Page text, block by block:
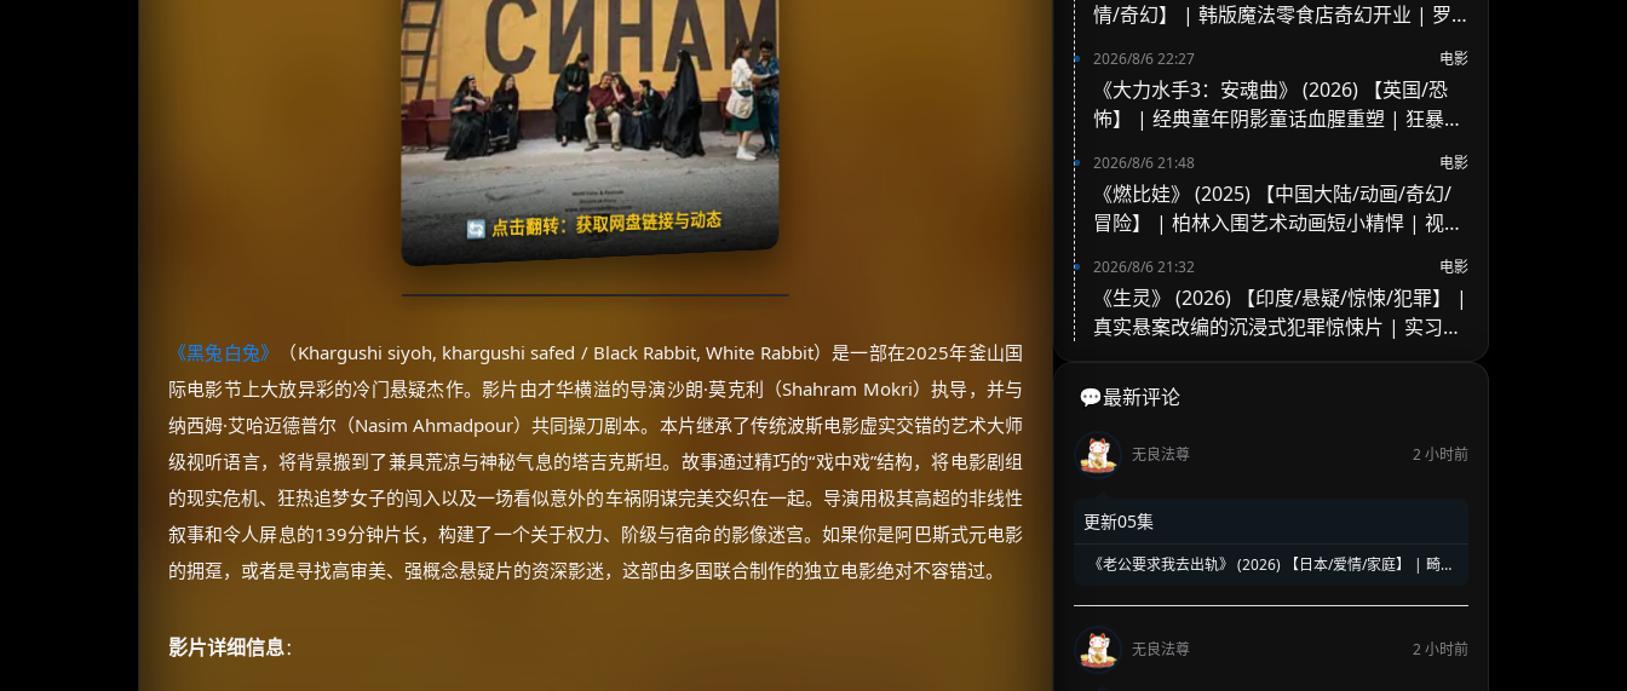
🔄 点击翻转：获取网盘链接与动态
失效请反馈
🧧️
天天领红包
《黑兔白兔》
（Khargushi siyoh, khargushi safed / Black Rabbit, White Rabbit）是一部在2025年釜山国
际电影节上大放异彩的冷门悬疑杰作。影片由才华横溢的导演沙朗·莫克利（Shahram Mokri）执导，并与
纳西姆·艾哈迈德普尔（Nasim Ahmadpour）共同操刀剧本。本片继承了传统波斯电影虚实交错的艺术大师
级视听语言，将背景搬到了兼具荒凉与神秘气息的塔吉克斯坦。故事通过精巧的“戏中戏”结构，将电影剧组
的现实危机、狂热追梦女子的闯入以及一场看似意外的车祸阴谋完美交织在一起。导演用极其高超的非线性
叙事和令人屏息的139分钟片长，构建了一个关于权力、阶级与宿命的影像迷宫。如果你是阿巴斯式元电影
的拥趸，或者是寻找高审美、强概念悬疑片的资深影迷，这部由多国联合制作的独立电影绝对不容错过。
影片详细信息：
情/奇幻】 | 韩版魔法零食店奇幻开业 | 罗
2026/8/6 22:27 电影
《大力水手3：安魂曲》 (2026) 【英国/恐
怖】 | 经典童年阴影童话血腥重塑 | 狂暴波
2026/8/6 21:48 电影
《燃比娃》 (2025) 【中国大陆/动画/奇幻/
冒险】 | 柏林入围艺术动画短小精悍 | 视觉
2026/8/6 21:32 电影
《生灵》 (2026) 【印度/悬疑/惊悚/犯罪】 |
真实悬案改编的沉浸式犯罪惊悚片 | 实习警
💬最新评论
无良法尊 2 小时前
更新05集
《老公要求我去出轨》 (2026) 【日本/爱情/家庭】 | 畸形
马
无良法尊
2 小时前